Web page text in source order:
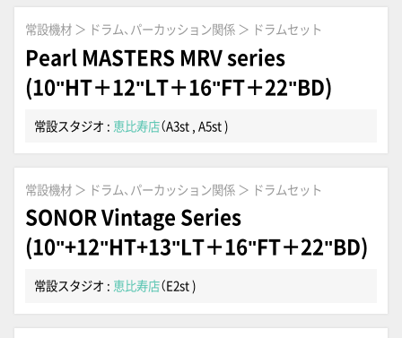
常設機材 ＞ ドラム、パーカッション関係 ＞ ドラムセット
Pearl MASTERS MRV series
(10"HT＋12"LT＋16"FT＋22"BD)
常設スタジオ : 恵比寿店（A3st , A5st )
常設機材 ＞ ドラム、パーカッション関係 ＞ ドラムセット
SONOR Vintage Series
(10"+12"HT+13"LT＋16"FT＋22"BD)
常設スタジオ : 恵比寿店（E2st )